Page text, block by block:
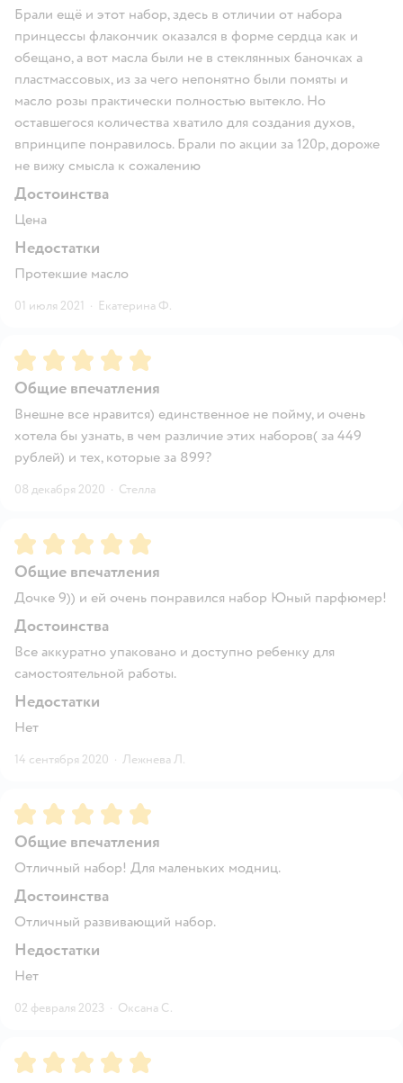
Брали ещё и этот набор, здесь в отличии от набора
принцессы флакончик оказался в форме сердца как и
обещано, а вот масла были не в стеклянных баночках а
пластмассовых, из за чего непонятно были помяты и
масло розы практически полностью вытекло. Но
оставшегося количества хватило для создания духов,
впринципе понравилось. Брали по акции за 120р, дороже
не вижу смысла к сожалению
Достоинства
Цена
Недостатки
Протекшие масло
01 июля 2021 · Екатерина Ф.
Рейтинг:5
Общие впечатления
Внешне все нравится) единственное не пойму, и очень
хотела бы узнать, в чем различие этих наборов( за 449
рублей) и тех, которые за 899?
08 декабря 2020 · Стелла
Рейтинг:5
Общие впечатления
Дочке 9)) и ей очень понравился набор Юный парфюмер!
Достоинства
Все аккуратно упаковано и доступно ребенку для
самостоятельной работы.
Недостатки
Нет
14 сентября 2020 · Лежнева Л.
Рейтинг:5
Общие впечатления
Отличный набор! Для маленьких модниц.
Достоинства
Отличный развивающий набор.
Недостатки
Нет
02 февраля 2023 · Оксана С.
Рейтинг:5